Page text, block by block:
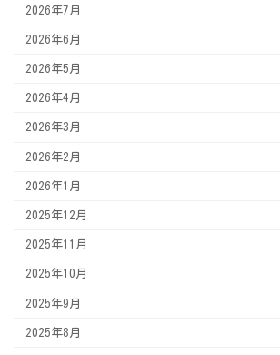
2026年7月
2026年6月
2026年5月
2026年4月
2026年3月
2026年2月
2026年1月
2025年12月
2025年11月
2025年10月
2025年9月
2025年8月